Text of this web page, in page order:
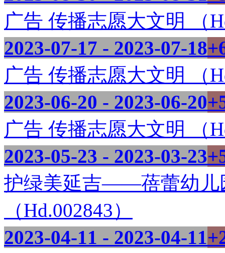
广告 传播志愿大文明 （
2023-07-17 - 2023-07-18
广告 传播志愿大文明 （
2023-06-20 - 2023-06-20
广告 传播志愿大文明 （
2023-05-23 - 2023-03-23
护绿美延吉——蓓蕾幼儿
（Hd.002843）
2023-04-11 - 2023-04-11